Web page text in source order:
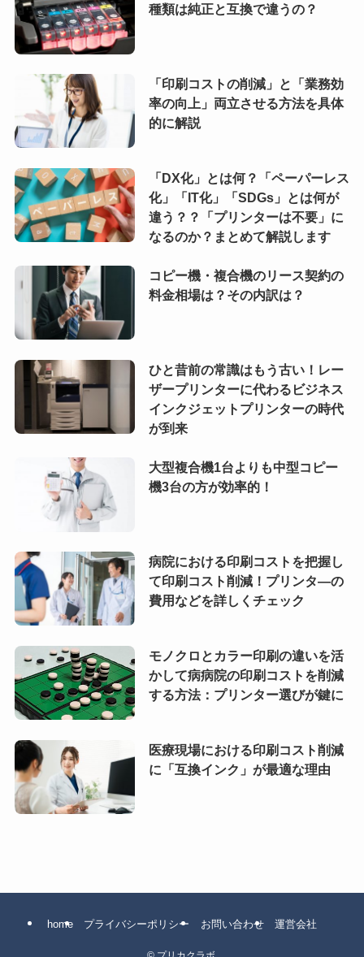
種類は純正と互換で違うの？
「印刷コストの削減」と「業務効
率の向上」両立させる方法を具体
的に解説
「DX化」とは何？「ペーパーレス
化」「IT化」「SDGs」とは何が
違う？？「プリンターは不要」に
なるのか？まとめて解説します
コピー機・複合機のリース契約の
料金相場は？その内訳は？
ひと昔前の常識はもう古い！レー
ザープリンターに代わるビジネス
インクジェットプリンターの時代
が到来
大型複合機1台よりも中型コピー
機3台の方が効率的！
病院における印刷コストを把握し
て印刷コスト削減！プリンタ―の
費用などを詳しくチェック
モノクロとカラー印刷の違いを活
かして病病院の印刷コストを削減
する方法：プリンター選びが鍵に
医療現場における印刷コスト削減
に「互換インク」が最適な理由
home プライバシーポリシー お問い合わせ 運営会社